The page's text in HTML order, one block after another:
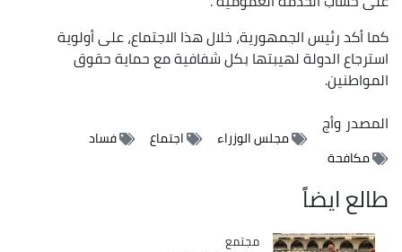
كما أكد رئيس الجمهورية، خلال هذا الاجتماع، على أولوية
استرجاع الدولة لهيبتها بكل شفافية مع حماية حقوق
المواطنين.
المصدروأج
مجلس الوزراء اجتماع
فساد
مكافحة
طالع ايضاً
Catégorie
مجتمع